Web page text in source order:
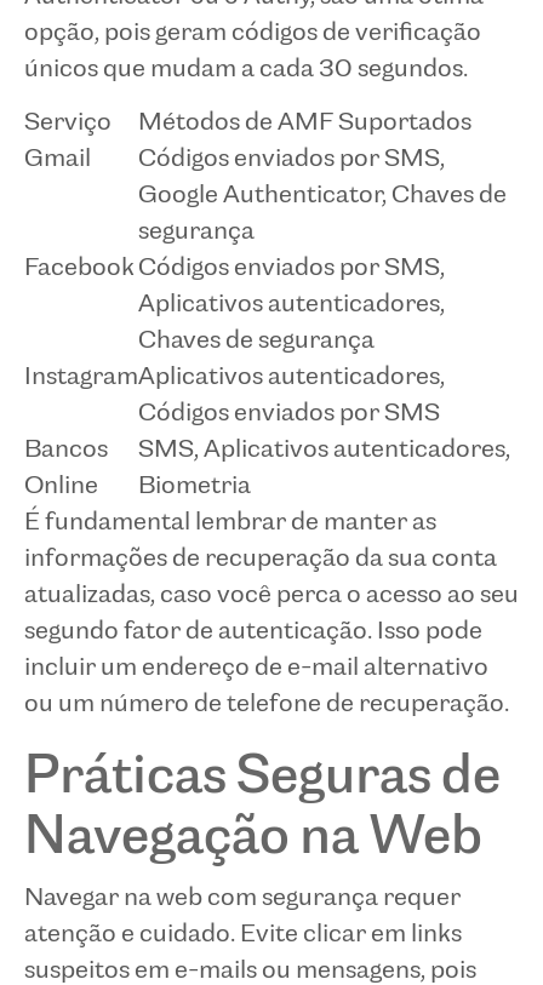
opção, pois geram códigos de verificação
únicos que mudam a cada 30 segundos.
Serviço
Métodos de AMF Suportados
Gmail
Códigos enviados por SMS,
Google Authenticator, Chaves de
segurança
Facebook Códigos enviados por SMS,
Aplicativos autenticadores,
Chaves de segurança
InstagramAplicativos autenticadores,
Códigos enviados por SMS
Bancos
Online
SMS, Aplicativos autenticadores,
Biometria
É fundamental lembrar de manter as
informações de recuperação da sua conta
atualizadas, caso você perca o acesso ao seu
segundo fator de autenticação. Isso pode
incluir um endereço de e-mail alternativo
ou um número de telefone de recuperação.
Práticas Seguras de
Navegação na Web
Navegar na web com segurança requer
atenção e cuidado. Evite clicar em links
suspeitos em e-mails ou mensagens, pois